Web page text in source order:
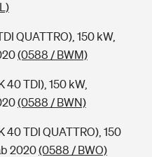
QUATTRO), 150 kW,
(0588 / BWM)
40 TDI), 150 kW,
(0588 / BWN)
40 TDI QUATTRO), 150
2020(0588 / BWO)